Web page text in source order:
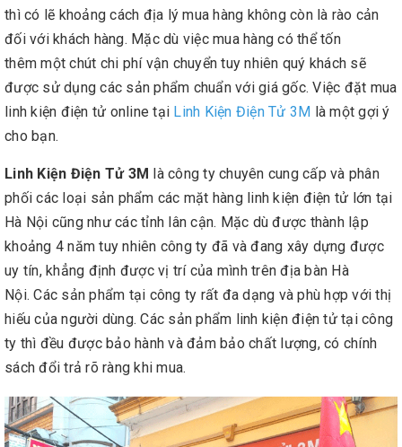
thì có lẽ khoảng cách địa lý mua hàng không còn là rào cản
đối với khách hàng. Mặc dù việc mua hàng có thể tốn
thêm một chút chi phí vận chuyển tuy nhiên quý khách sẽ
được sử dụng các sản phẩm chuẩn với giá gốc. Việc đặt mua
linh kiện điện tử online tại Linh Kiện Điện Tử 3M là một gợi ý
cho bạn.
Linh Kiện Điện Tử 3M là công ty chuyên cung cấp và phân
phối các loại sản phẩm các mặt hàng linh kiện điện tử lớn tại
Hà Nội cũng như các tỉnh lân cận. Mặc dù được thành lập
khoảng 4 năm tuy nhiên công ty đã và đang xây dựng được
uy tín, khẳng định được vị trí của mình trên địa bàn Hà
Nội. Các sản phẩm tại công ty rất đa dạng và phù hợp với thị
hiếu của người dùng. Các sản phẩm linh kiện điện tử tại công
ty thì đều được bảo hành và đảm bảo chất lượng, có chính
sách đổi trả rõ ràng khi mua.